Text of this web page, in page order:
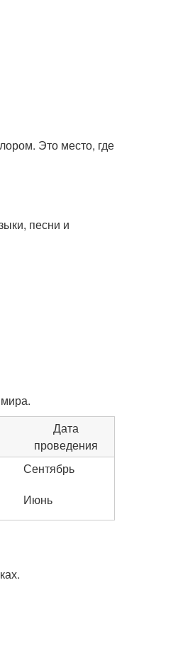
Это место, где
песни и
Дата
проведения
Сентябрь
Июнь